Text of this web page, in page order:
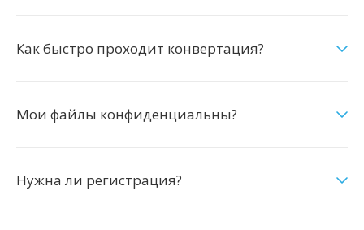
Как быстро проходит конвертация?
Мои файлы конфиденциальны?
Нужна ли регистрация?